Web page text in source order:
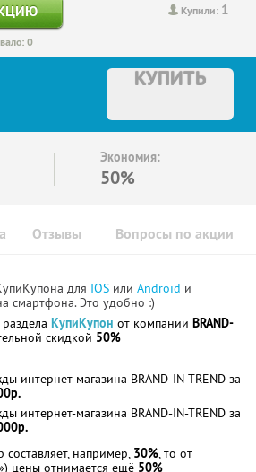
Купили: 1
0
КУПИТЬ
Экономия:
50%
Отзывы Вопросы по акции
для IOS или Android и
смартфона. Это удобно :)
КупиКупон от компании BRAND-
скидкой 50%
интернет-магазина BRAND-IN-TREND за
интернет-магазина BRAND-IN-TREND за
составляет, например, 30%, то от
цены отнимается ещё 50%